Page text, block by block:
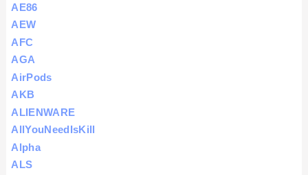
AE86
AEW
AFC
AGA
AirPods
AKB
ALIENWARE
AllYouNeedIsKill
Alpha
ALS